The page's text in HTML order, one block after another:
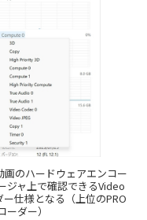
画のハードウェアエンコー
ジャ上で確認できるVideo
仕様となる（上位のPRO
ダー）